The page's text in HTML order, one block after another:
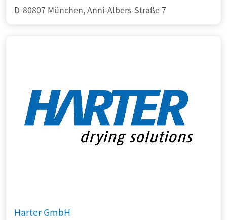
D-80807 München, Anni-Albers-Straße 7
Harter GmbH